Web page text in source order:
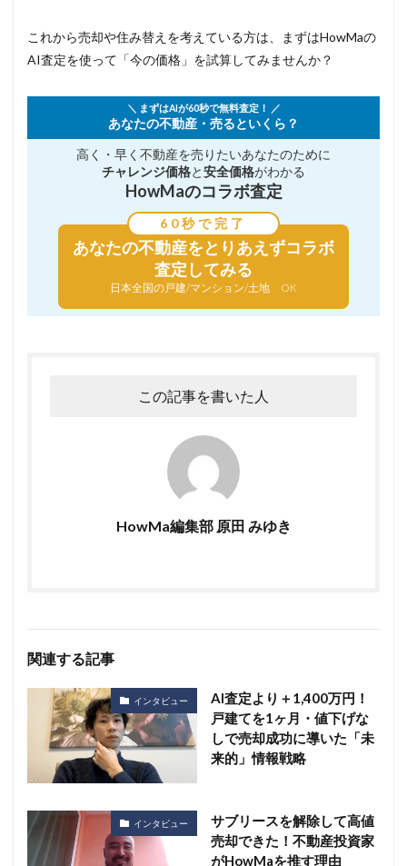
これから売却や住み替えを考えている方は、まずはHowMaの
AI査定を使って「今の価格」を試算してみませんか？
＼ まずはAIが60秒で無料査定！ ／
あなたの不動産・売るといくら？
高く・早く不動産を売りたいあなたのために
チャレンジ価格と安全価格がわかる
HowMaのコラボ査定
60秒で完了
あなたの不動産をとりあえずコラボ
査定してみる
日本全国の戸建/マンション/土地 OK
この記事を書いた人
HowMa編集部 原田 みゆき
関連する記事
インタビュー
AI査定より＋1,400万円！
戸建てを1ヶ月・値下げな
しで売却成功に導いた「未
来的」情報戦略
インタビュー
サブリースを解除して高値
売却できた！不動産投資家
がHowMaを推す理由